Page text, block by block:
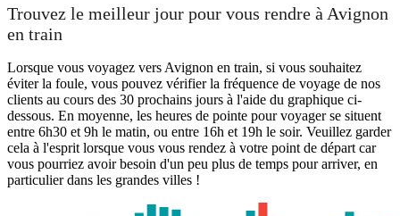
Trouvez le meilleur jour pour vous rendre à Avignon
en train
Lorsque vous voyagez vers Avignon en train, si vous souhaitez
éviter la foule, vous pouvez vérifier la fréquence de voyage de nos
clients au cours des 30 prochains jours à l'aide du graphique ci-
dessous. En moyenne, les heures de pointe pour voyager se situent
entre 6h30 et 9h le matin, ou entre 16h et 19h le soir. Veuillez garder
cela à l'esprit lorsque vous vous rendez à votre point de départ car
vous pourriez avoir besoin d'un peu plus de temps pour arriver, en
particulier dans les grandes villes !